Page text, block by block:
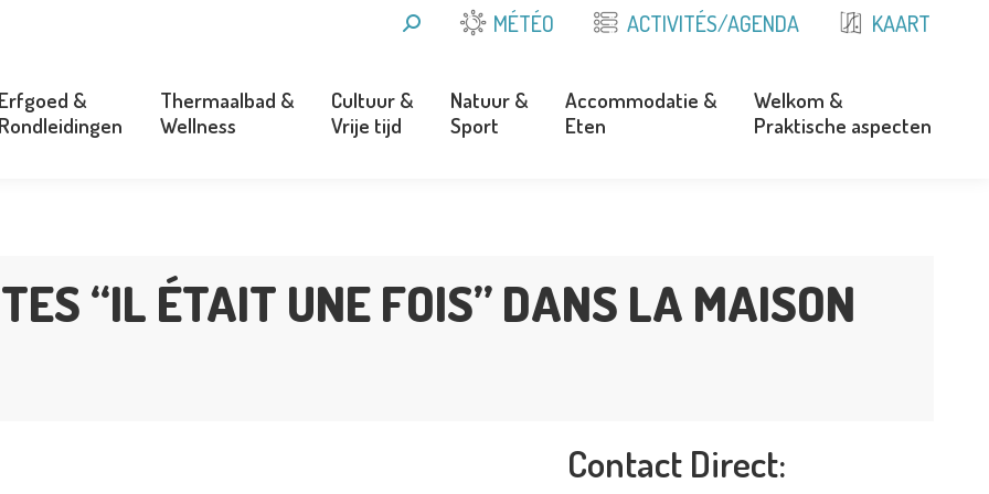
ZOEKEN: MÉTÉO ACTIVITÉS/AGENDA KAART
Erfgoed &
Rondleidingen
Thermaalbad &
Wellness
Cultuur &
Vrije tijd
Natuur &
Sport
Accommodatie &
Eten
Welkom &
Praktische aspecten
“IL ÉTAIT UNE FOIS” DANS LA MAISON
Contact Direct:
Cultuur &
Natuur &
Accommodatie &
Welkom &